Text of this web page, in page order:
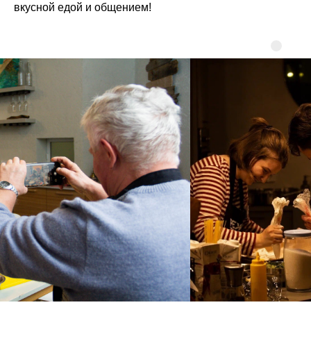
вкусной едой и общением!